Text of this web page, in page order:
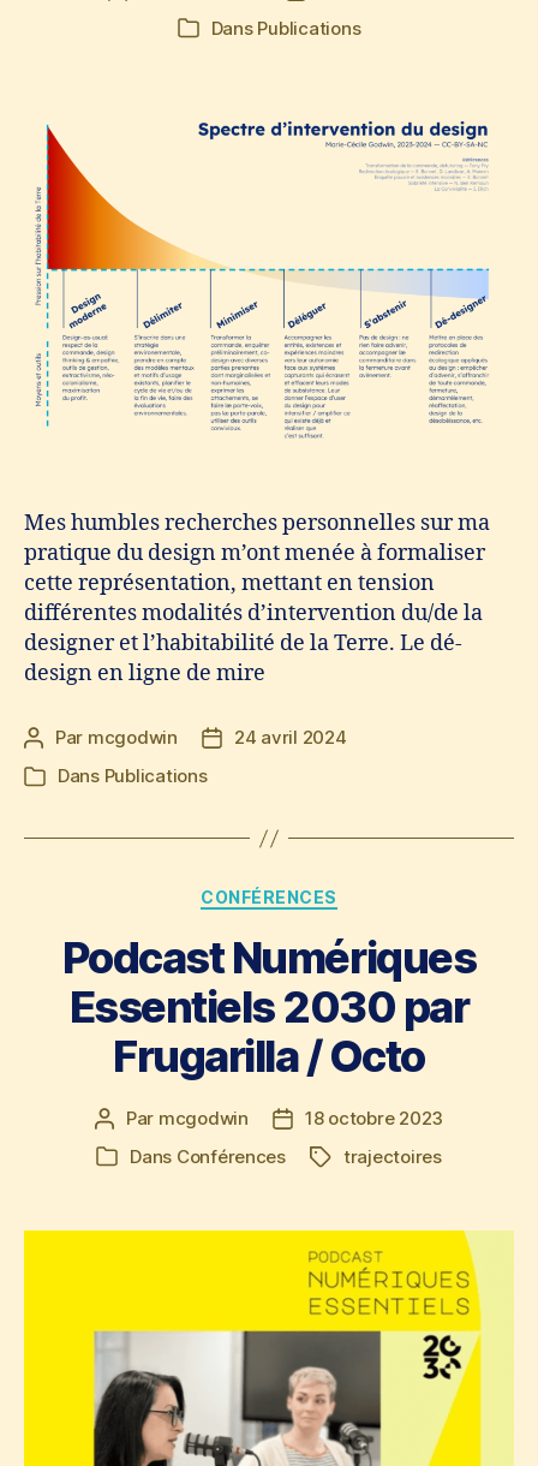
de
Catégories
Dans Publications
Mes humbles recherches personnelles sur ma
pratique du design m’ont menée à formaliser
cette représentation, mettant en tension
différentes modalités d’intervention du/de la
designer et l’habitabilité de la Terre. Le dé-
design en ligne de mire
Auteur
de
l’article
Par mcgodwin
Date24 avril 2024
Catégories
Dans Publications
Catégories
CONFÉRENCES
Podcast Numériques
Essentiels 2030 par
Frugarilla / Octo
Auteur
de
l’article
Par mcgodwin
Date
l’article
18 octobre 2023
Catégories
Dans Conférences Étiquettes
trajectoires